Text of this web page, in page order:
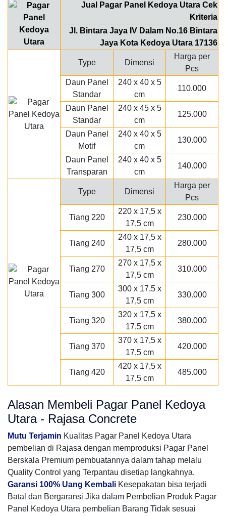
Jual Pagar Panel Kedoya Utara Cek
Kriteria
Jl. Bintara Jaya IV Dalam No.16 Bintara
Jaya Kota Kedoya Utara 17136
Type Dimensi
Harga per
Pcs
Daun Panel
Standar
240 x 40 x 5
cm
110.000
Daun Panel
Standar
240 x 45 x 5
cm
125.000
Daun Panel
Motif
240 x 40 x 5
cm
130.000
Daun Panel
Transparan
240 x 40 x 5
cm
140.000
Type Dimensi
Harga per
Pcs
Tiang 220
220 x 17,5 x
17,5 cm
230.000
Tiang 240
240 x 17,5 x
17,5 cm
280.000
Tiang 270
270 x 17,5 x
17,5 cm
310.000
Tiang 300
300 x 17,5 x
17,5 cm
330.000
Tiang 320
320 x 17,5 x
17,5 cm
380.000
Tiang 370
370 x 17,5 x
17,5 cm
420.000
Tiang 420
420 x 17,5 x
17,5 cm
485.000
Alasan Membeli Pagar Panel Kedoya
Utara - Rajasa Concrete
Mutu Terjamin Kualitas Pagar Panel Kedoya Utara
pembelian di Rajasa dengan memproduksi Pagar Panel
Berskala Premium pembuatannya dalam tahap melalu
Quality Control yang Terpantau disetiap langkahnya.
Garansi 100% Uang Kembali Kesepakatan bisa terjadi
Batal dan Bergaransi Jika dalam Pembelian Produk Pagar
Panel Kedoya Utara pembelian Barang Tidak sesuai